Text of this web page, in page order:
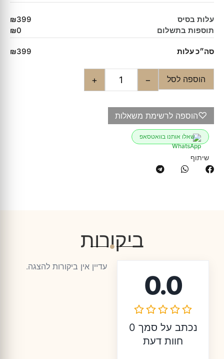
עלות בסיס
₪399
תוספות בתשלום
₪0
סה״כ עלות ₪399
−
+ הוספה לסל
♡הוספה לרשימת משאלות
שאלו אותנו בוואטסאפ
שיתוף
ביקורות
0.0
נכתב על סמך 0
חוות דעת
עדיין אין ביקורות להצגה.